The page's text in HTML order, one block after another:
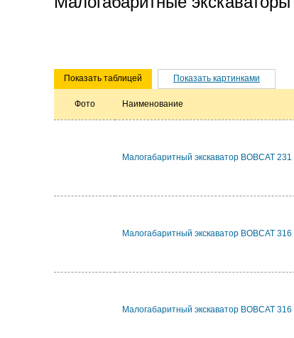
Показать таблицей Показать картинками
Фото Наименование
Малогабаритный экскаватор BOBCAT 231
Малогабаритный экскаватор BOBCAT 316
Малогабаритный экскаватор BOBCAT 316